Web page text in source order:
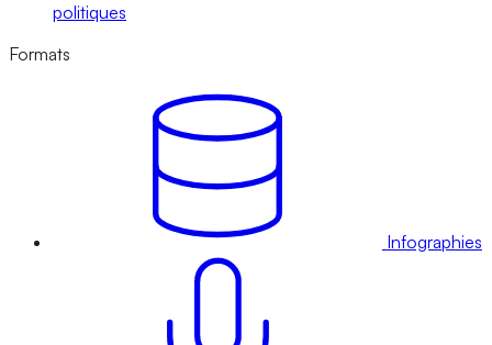
politiques
Formats
Infographies